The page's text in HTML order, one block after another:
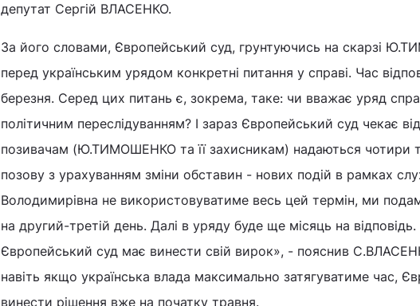
депутат Сергій ВЛАСЕНКО.
За його словами, Європейський суд, грунтуючись на скарзі
перед українським урядом конкретні питання у справі. Час
березня. Серед цих питань є, зокрема, таке: чи вважає уряд
політичним переслідуванням? І зараз Європейський суд чекає
позивачам (Ю.ТИМОШЕНКО та її захисникам) надаються чотири
позову з урахуванням зміни обставин - нових подій в рамках
Володимирівна не використовуватиме весь цей термін, ми
на другий-третій день. Далі в уряду буде ще місяць на відповідь.
Європейський суд має винести свій вирок», - пояснив
навіть якщо українська влада максимально затягуватиме час,
винести рішення вже на початку травня.